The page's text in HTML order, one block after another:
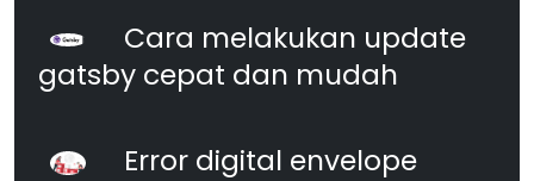
Cara melakukan update
gatsby cepat dan mudah
Error digital envelope